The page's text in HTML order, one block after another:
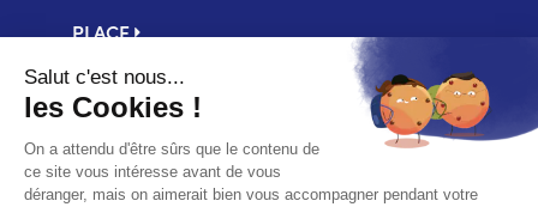
PLACE
Centrale d'achat UniHA